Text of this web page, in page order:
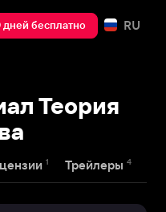
бесплатно RU
Теория
1 Трейлеры 4